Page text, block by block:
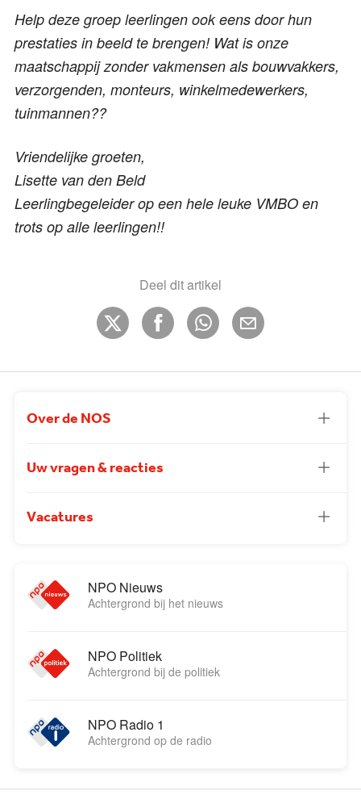
Help deze groep leerlingen ook eens door hun
prestaties in beeld te brengen! Wat is onze
maatschappij zonder vakmensen als bouwvakkers,
verzorgenden, monteurs, winkelmedewerkers,
tuinmannen??
Vriendelijke groeten,
Lisette van den Beld
Leerlingbegeleider op een hele leuke VMBO en
trots op alle leerlingen!!
Deel dit artikel
Over de NOS
Uw vragen & reacties
Vacatures
NPO Nieuws
Achtergrond bij het nieuws
NPO Politiek
Achtergrond bij de politiek
NPO Radio 1
Achtergrond op de radio